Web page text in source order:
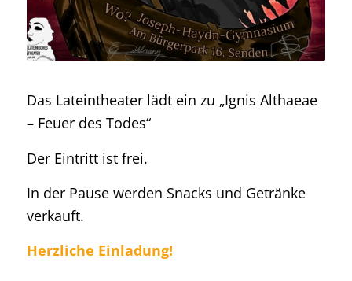
Das Lateintheater lädt ein zu „Ignis Althaeae
– Feuer des Todes“
Der Eintritt ist frei.
In der Pause werden Snacks und Getränke
verkauft.
Herzliche Einladung!